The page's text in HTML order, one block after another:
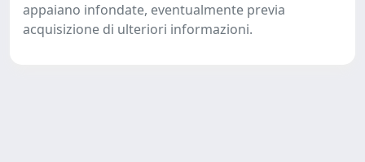
appaiano infondate, eventualmente previa
acquisizione di ulteriori informazioni.